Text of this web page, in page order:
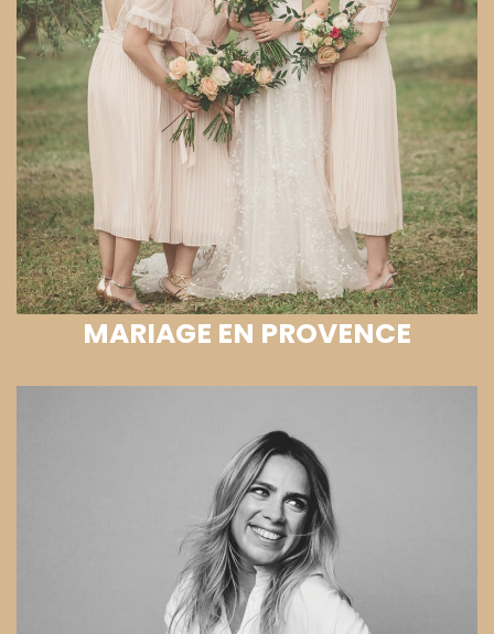
MARIAGE EN PROVENCE